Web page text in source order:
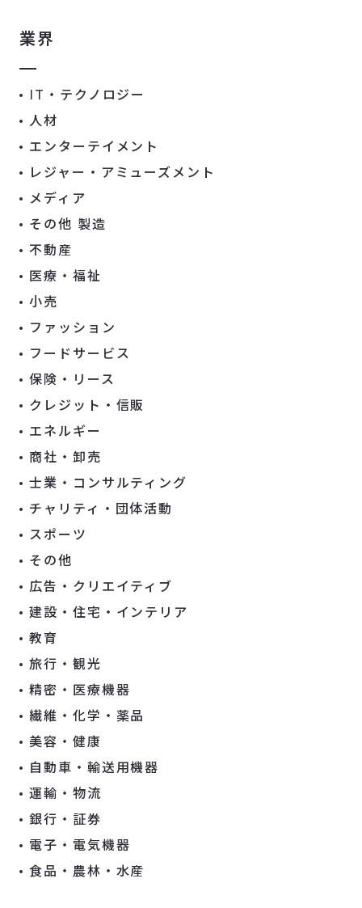
業界
IT・テクノロジー
人材
エンターテイメント
レジャー・アミューズメント
メディア
その他 製造
不動産
医療・福祉
小売
ファッション
フードサービス
保険・リース
クレジット・信販
エネルギー
商社・卸売
士業・コンサルティング
チャリティ・団体活動
スポーツ
その他
広告・クリエイティブ
建設・住宅・インテリア
教育
旅行・観光
精密・医療機器
繊維・化学・薬品
美容・健康
自動車・輸送用機器
運輸・物流
銀行・証券
電子・電気機器
食品・農林・水産